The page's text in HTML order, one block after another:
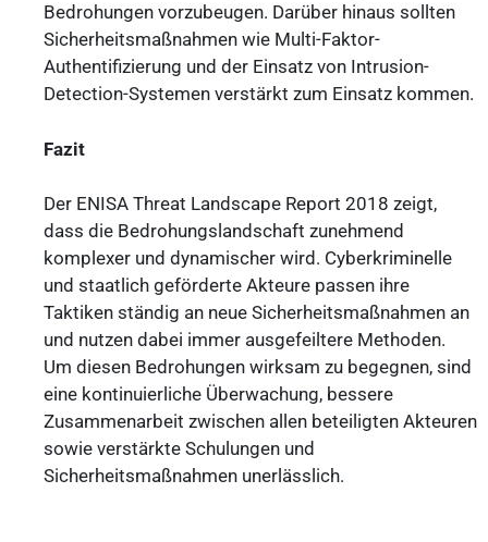
Bedrohungen vorzubeugen. Darüber hinaus sollten
Sicherheitsmaßnahmen wie Multi-Faktor-
Authentifizierung und der Einsatz von Intrusion-
Detection-Systemen verstärkt zum Einsatz kommen.
Fazit
Der ENISA Threat Landscape Report 2018 zeigt,
dass die Bedrohungslandschaft zunehmend
komplexer und dynamischer wird. Cyberkriminelle
und staatlich geförderte Akteure passen ihre
Taktiken ständig an neue Sicherheitsmaßnahmen an
und nutzen dabei immer ausgefeiltere Methoden.
Um diesen Bedrohungen wirksam zu begegnen, sind
eine kontinuierliche Überwachung, bessere
Zusammenarbeit zwischen allen beteiligten Akteuren
sowie verstärkte Schulungen und
Sicherheitsmaßnahmen unerlässlich.